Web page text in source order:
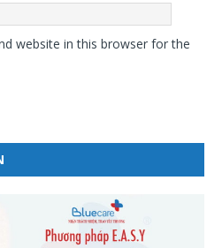
website in this browser for the